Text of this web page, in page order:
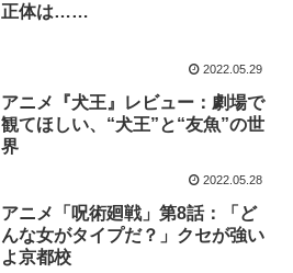
正体は……
2022.05.29
アニメ『犬王』レビュー：劇場で
観てほしい、“犬王”と“友魚”の世
界
2022.05.28
アニメ「呪術廻戦」第8話：「ど
んな女がタイプだ？」クセが強い
よ京都校